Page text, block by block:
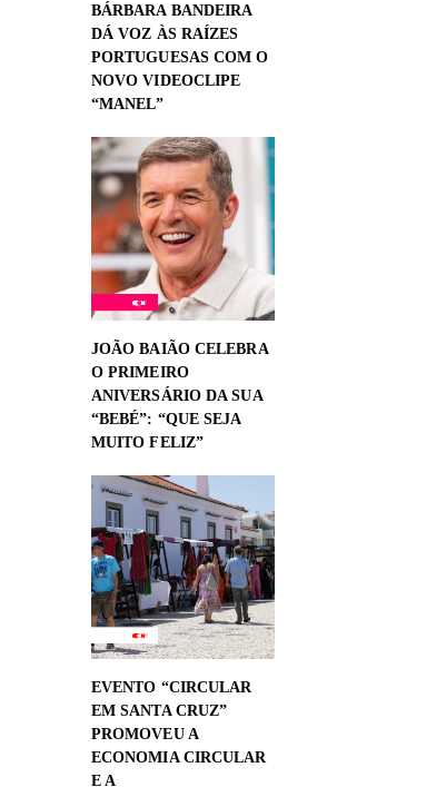
BÁRBARA BANDEIRA
DÁ VOZ ÀS RAÍZES
PORTUGUESAS COM O
NOVO VIDEOCLIPE
“MANEL”
JOÃO BAIÃO CELEBRA
O PRIMEIRO
ANIVERSÁRIO DA SUA
“BEBÉ”: “QUE SEJA
MUITO FELIZ”
EVENTO “CIRCULAR
EM SANTA CRUZ”
PROMOVEU A
ECONOMIA CIRCULAR
E A